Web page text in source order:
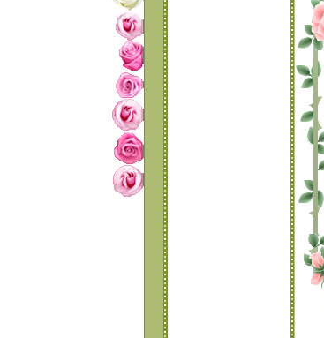
กรอบ
TABLE 15 แบบมุม
บว์กระพริบ สีหวานๆ
TABLE 14 แบบมุม
ดอกไม้ สวยเก๋
TABLE 13 แบบกิ๊ฟเก๋
TABLE 12 กรอบ
เขียนข้อความแบบ
หม่ชุดที่ 2
TABLE 11 เปลี่บนลูก
เล่นให้กับกรอบเขียน
ข้อความแบบกิ๊ฟเก๋
TABLE 10 แบบเก๋
ละ น่ารัก
TABLE 9 แบบหัวใจ
ละ ดอกไม้ รายล้อม
รอบกรอบ
TABLE 8 แบบ
บว์..ระยิบระยับที่มุม
กรอบ 3
TABLE 7 แบบ